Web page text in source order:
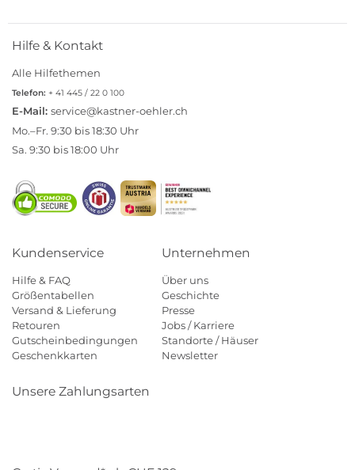
Hilfe & Kontakt
Alle Hilfethemen
Telefon: + 41 445 / 22 0 100
E-Mail: service@kastner-oehler.ch
Mo.–Fr. 9:30 bis 18:30 Uhr
Sa. 9:30 bis 18:00 Uhr
Kundenservice
Hilfe & FAQ
Größentabellen
Versand & Lieferung
Retouren
Gutscheinbedingungen
Geschenkkarten
Unternehmen
Über uns
Geschichte
Presse
Jobs / Karriere
Standorte / Häuser
Newsletter
Unsere Zahlungsarten